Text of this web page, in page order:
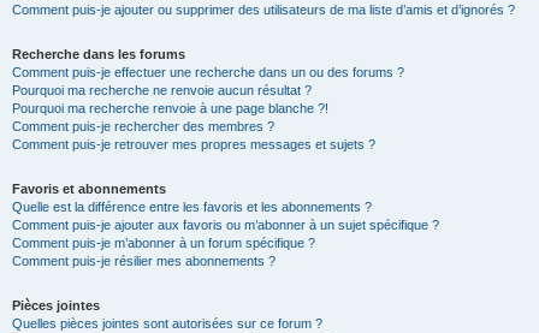
Comment puis-je ajouter ou supprimer des utilisateurs de ma liste d’amis et d’ignorés ?
Recherche dans les forums
Comment puis-je effectuer une recherche dans un ou des forums ?
Pourquoi ma recherche ne renvoie aucun résultat ?
Pourquoi ma recherche renvoie à une page blanche ?!
Comment puis-je rechercher des membres ?
Comment puis-je retrouver mes propres messages et sujets ?
Favoris et abonnements
Quelle est la différence entre les favoris et les abonnements ?
Comment puis-je ajouter aux favoris ou m’abonner à un sujet spécifique ?
Comment puis-je m’abonner à un forum spécifique ?
Comment puis-je résilier mes abonnements ?
Pièces jointes
Quelles pièces jointes sont autorisées sur ce forum ?